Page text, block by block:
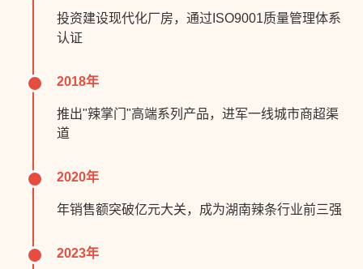
投资建设现代化厂房，通过ISO9001质量管理体系
认证
2018年
推出"辣掌门"高端系列产品，进军一线城市商超渠
道
2020年
年销售额突破亿元大关，成为湖南辣条行业前三强
2023年